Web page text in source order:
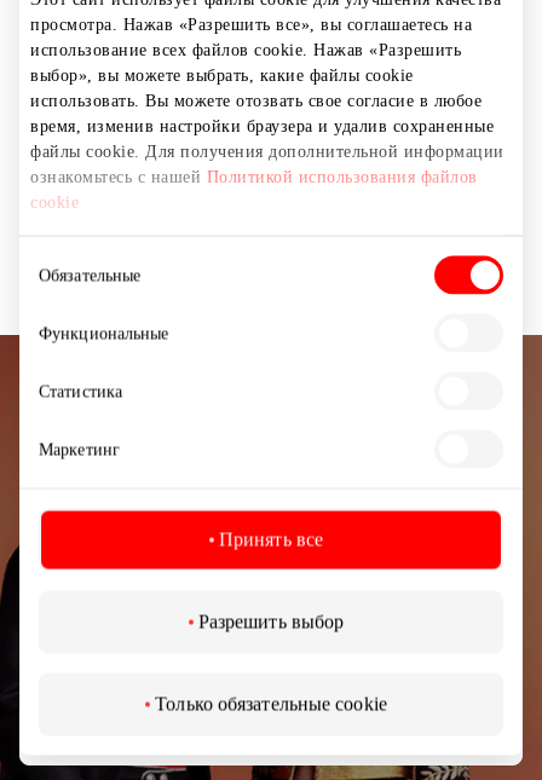
просмотра. Нажав «Разрешить все», вы соглашаетесь на
использование всех файлов cookie. Нажав «Разрешить
выбор», вы можете выбрать, какие файлы cookie
использовать. Вы можете отозвать свое согласие в любое
время, изменив настройки браузера и удалив сохраненные
файлы cookie. Для получения дополнительной информации
ознакомьтесь с нашей Политикой использования файлов
cookie
согласия
Обязательные
Функциональные
Статистика
Маркетинг
Принять все
Разрешить выбор
Только обязательные cookie
обслуживание.
IQOS предназначен только для совершеннолетних
потребителей табачных или никотиновых изделий.
Магазины
Подписывайтесь на рассылку
торгового центра AKROPOLIS.